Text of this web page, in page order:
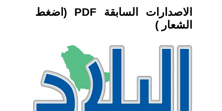
الاصدارات السابقة PDF (اضغط
الشعار )